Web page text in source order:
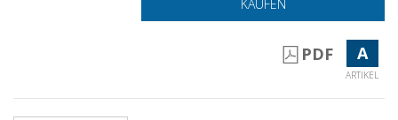
KAUFEN
PDF A
ARTIKEL